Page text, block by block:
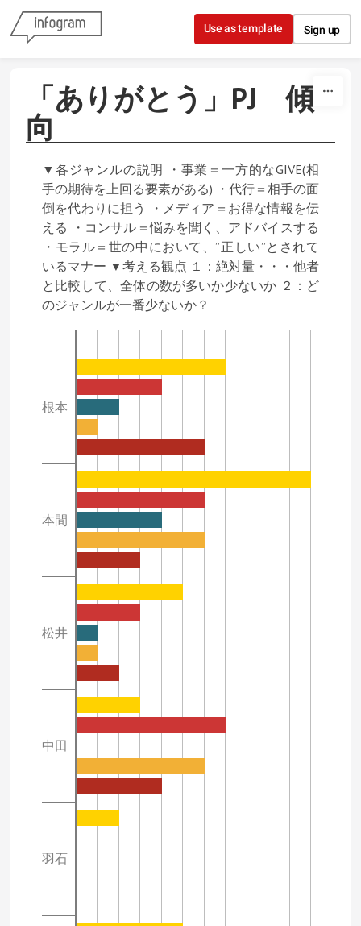
Skip to content
Use as template Sign up
「ありがとう」PJ 傾
向
▼各ジャンルの説明 ・事業＝一方的なGIVE(相
手の期待を上回る要素がある) ・代行＝相手の面
倒を代わりに担う ・メディア＝お得な情報を伝
える ・コンサル＝悩みを聞く、アドバイスする
・モラル＝世の中において、”正しい”とされて
いるマナー ▼考える観点 １：絶対量・・・他者
と比較して、全体の数が多いか少ないか ２：ど
のジャンルが一番少ないか？
根本
本間
松井
中田
羽石